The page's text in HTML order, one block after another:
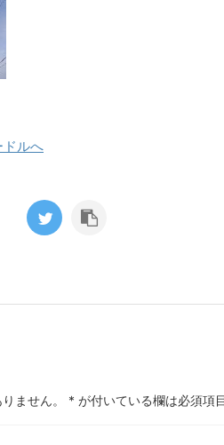
ません。 * が付いている欄は必須項